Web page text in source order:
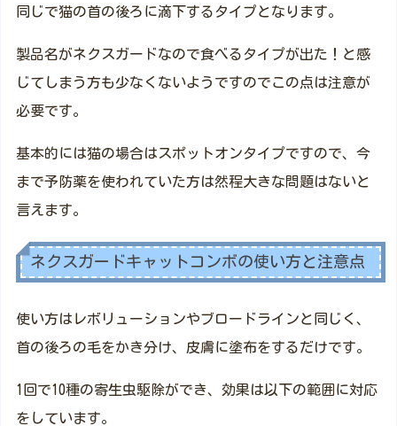
同じで猫の首の後ろに滴下するタイプとなります。
製品名がネクスガードなので食べるタイプが出た！と感
じてしまう方も少なくないようですのでこの点は注意が
必要です。
基本的には猫の場合はスポットオンタイプですので、今
まで予防薬を使われていた方は然程大きな問題はないと
言えます。
ネクスガードキャットコンボの使い方と注意点
使い方はレボリューションやブロードラインと同じく、
首の後ろの毛をかき分け、皮膚に塗布をするだけです。
1回で10種の寄生虫駆除ができ、効果は以下の範囲に対応
をしています。